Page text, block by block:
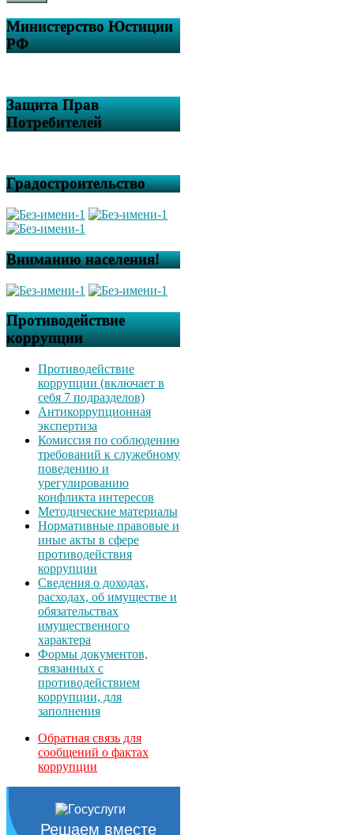
Министерство Юстиции
РФ
Защита Прав
Потребителей
Градостроительство
Вниманию населения!
Противодействие
коррупции
Противодействие
коррупции (включает в
себя 7 подразделов)
Антикоррупционная
экспертиза
Комиссия по соблюдению
требований к служебному
поведению и
урегулированию
конфликта интересов
Методические материалы
Нормативные правовые и
иные акты в сфере
противодействия
коррупции
Сведения о доходах,
расходах, об имуществе и
обязательствах
имущественного
характера
Формы документов,
связанных с
противодействием
коррупции, для
заполнения
Обратная связь для
сообщений о фактах
коррупции
Решаем вместе